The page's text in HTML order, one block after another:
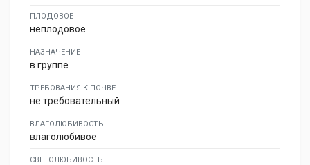
ПЛОДОВОЕ
неплодовое
НАЗНАЧЕНИЕ
в группе
ТРЕБОВАНИЯ К ПОЧВЕ
не требовательный
ВЛАГОЛЮБИВОСТЬ
влаголюбивое
СВЕТОЛЮБИВОСТЬ